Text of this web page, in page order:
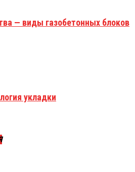
— виды газобетонных блоков
укладки